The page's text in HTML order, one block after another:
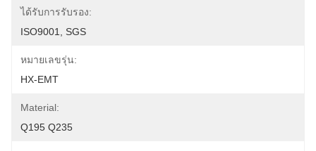
ได้รับการรับรอง:
ISO9001, SGS
หมายเลขรุ่น:
HX-EMT
Material:
Q195 Q235